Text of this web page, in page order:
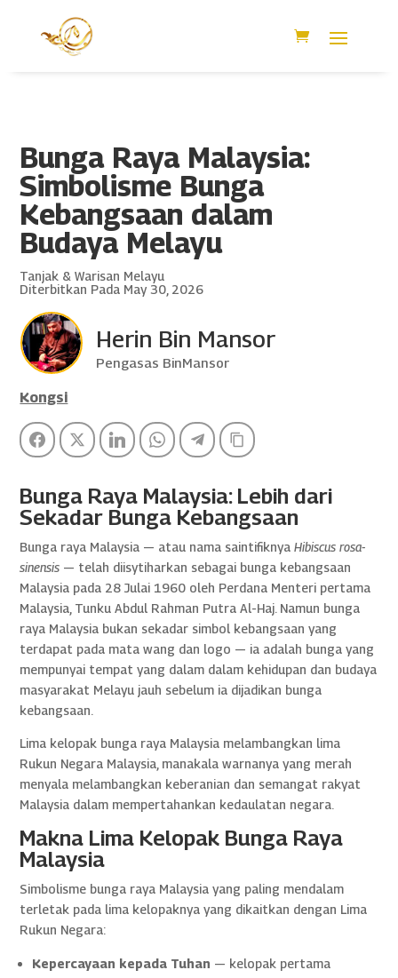
Bunga Raya Malaysia:
Simbolisme Bunga
Kebangsaan dalam
Budaya Melayu
Tanjak & Warisan Melayu
Diterbitkan Pada May 30, 2026
Herin Bin Mansor
Pengasas BinMansor
Kongsi
FacebookTwitter LinkedInWhatsAppTelegramCopy Link
Bunga Raya Malaysia: Lebih dari
Sekadar Bunga Kebangsaan
Bunga raya Malaysia — atau nama saintifiknyaHibiscus rosa-
sinensis — telah diisytiharkan sebagai bunga kebangsaan
Malaysia pada 28 Julai 1960 oleh Perdana Menteri pertama
Malaysia, Tunku Abdul Rahman Putra Al-Haj. Namun bunga
raya Malaysia bukan sekadar simbol kebangsaan yang
terdapat pada mata wang dan logo — ia adalah bunga yang
mempunyai tempat yang dalam dalam kehidupan dan budaya
masyarakat Melayu jauh sebelum ia dijadikan bunga
kebangsaan.
Lima kelopak bunga raya Malaysia melambangkan lima
Rukun Negara Malaysia, manakala warnanya yang merah
menyala melambangkan keberanian dan semangat rakyat
Malaysia dalam mempertahankan kedaulatan negara.
Makna Lima Kelopak Bunga Raya
Malaysia
Simbolisme bunga raya Malaysia yang paling mendalam
terletak pada lima kelopaknya yang dikaitkan dengan Lima
Rukun Negara:
Kepercayaan kepada Tuhan — kelopak pertama